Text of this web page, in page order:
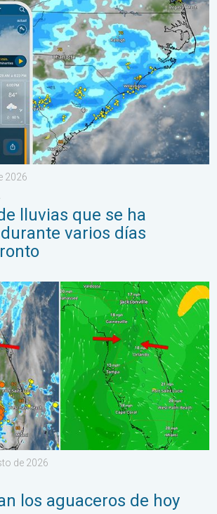
que se ha prolongado durante varios
2026
lluvias que se ha
varios días
de hoy. Típico de Florida. . .
de 2026
los aguaceros de hoy